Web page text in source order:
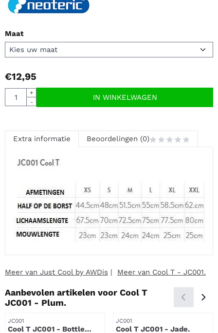
Maat
€12,95
Aantal
+
-
IN WINKELWAGEN
Extra informatie Beoordelingen (0)
Meer van Just Cool by AWDis | Meer van Cool T - JC001.
Aanbevolen artikelen voor Cool T
JC001 - Plum.
Artikelnummer
JC001
Cool T JC001 - Bottle
Artikelnummer
JC001
Cool T JC001 - Jade.